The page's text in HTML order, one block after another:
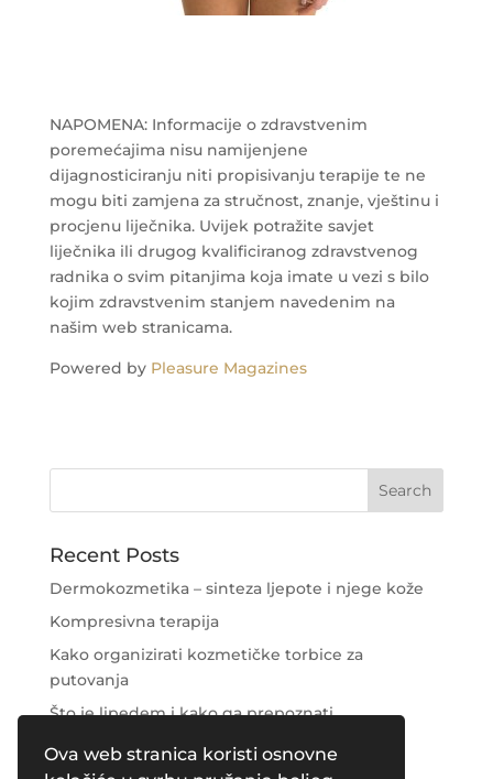
Ova web stranica koristi osnovne
NAPOMENA: Informacije o zdravstvenim
poremećajima nisu namijenjene
dijagnosticiranju niti propisivanju terapije te ne
mogu biti zamjena za stručnost, znanje, vještinu i
procjenu liječnika. Uvijek potražite savjet
liječnika ili drugog kvalificiranog zdravstvenog
radnika o svim pitanjima koja imate u vezi s bilo
kojim zdravstvenim stanjem navedenim na
našim web stranicama.
Powered by Pleasure Magazines
Recent Posts
Dermokozmetika – sinteza ljepote i njege kože
Kompresivna terapija
Kako organizirati kozmetičke torbice za
putovanja
Što je lipedem i kako ga prepoznati
Njega područja oko očiju